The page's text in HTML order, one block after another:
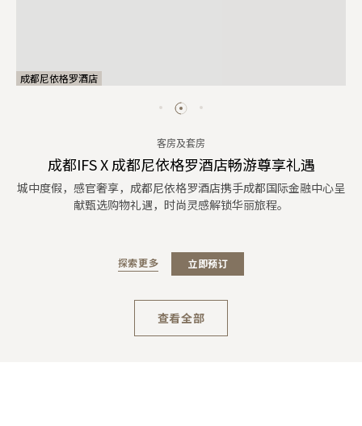
成都尼依格罗酒店
客房及套房
成都IFS X 成都尼依格罗酒店畅游尊享礼遇
城中度假，感官奢享，成都尼依格罗酒店携手成都国际金融中心呈
献甄选购物礼遇，时尚灵感解锁华丽旅程。
探索更多 立即预订
查看全部